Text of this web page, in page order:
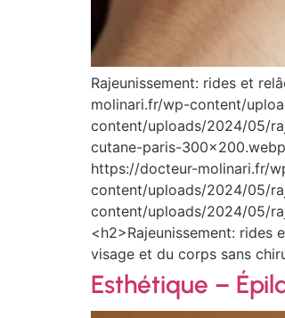
Rajeunissement: rides et
molinari.fr/wp-content/
content/uploads/2024/05/
cutane-paris-
https://docteur-molinari.fr/
content/uploads/2024/05/
content/uploads/2024/05/
<h2>Rajeunissement: rides
visage et du corps sans
Esthétique –